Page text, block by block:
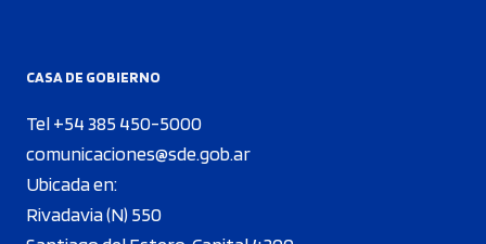
CASA DE GOBIERNO
Tel +54 385 450-5000
comunicaciones@sde.gob.ar
Ubicada en:
Rivadavia (N) 550